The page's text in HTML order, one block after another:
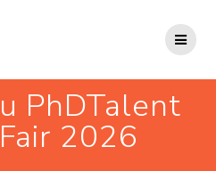
PhDTalent
2026